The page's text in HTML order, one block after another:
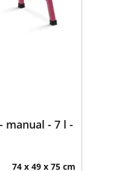
- 7 l -
74 x 49 x 75 cm